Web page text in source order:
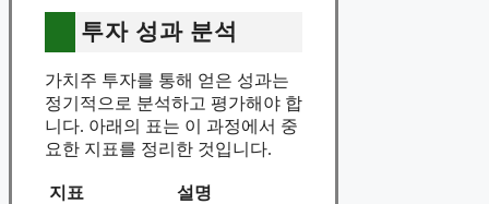
투자 성과 분석
가치주 투자를 통해 얻은 성과는
정기적으로 분석하고 평가해야 합
니다. 아래의 표는 이 과정에서 중
요한 지표를 정리한 것입니다.
지표 설명